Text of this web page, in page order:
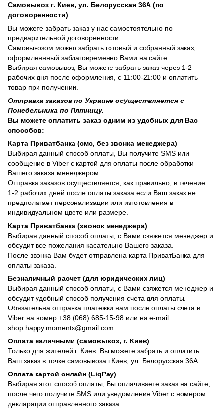
Самовывоз г. Киев, ул. Белорусская 36А (по
договоренности)
Вы можете забрать заказ у нас самостоятельно по
предварительной договоренности.
Самовывозом можно забрать готовый и собранный заказ,
оформленнный заблаговременно Вами на сайте.
Выбирая самовывоз, Вы можете забрать заказ через 1-2
рабочих дня после оформления, с 11:00-21:00 и оплатить
товар при получении.
Отправка заказов по Украине осуществляется с
Понедельника по Пятницу.
Вы можете оплатить заказ одним из удобных для Вас
способов:
Карта Приватбанка (смс, без звонка менеджера)
Выбирая данный способ оплаты, Вы получите SMS или
сообщение в Viber с картой для оплаты после обработки
Вашего заказа менеджером.
Отправка заказов осуществляется, как правильно, в течение
1-2 рабочих дней после оплаты заказа если Ваш заказ не
предполагает персонализации или изготовления в
индивидуальном цвете или размере.
Карта Приватбанка (звонок менеджера)
Выбирая данный способ оплаты, с Вами свяжется менеджер и
обсудит все пожелания касательно Вашего заказа.
После звонка Вам будет отправлена карта ПриватБанка для
оплаты заказа.
Безналичный расчет (для юридических лиц)
Выбирая данный способ оплаты, с Вами свяжется менеджер и
обсудит удобный способ получения счета для оплаты.
Обязательна отправка платежки нам после оплаты счета в
Viber на номер +38 (068) 685-15-98 или на e-mail:
shop.happy.moments@gmail.com
Оплата наличными (самовывоз, г. Киев)
Только для жителей г. Киев. Вы можете забрать и оплатить
Ваш заказ в точке самовывоза г.Киев, ул. Белорусская 36А
Оплата картой онлайн (LiqPay)
Выбирая этот способ оплаты, Вы оплачиваете заказ на сайте,
после чего получите SMS или уведомление Viber с номером
декларации отправленного заказа.